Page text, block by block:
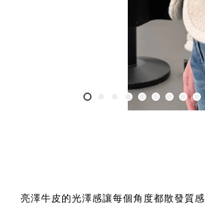
亮澤牛皮的光澤感讓每個角度都散發質感